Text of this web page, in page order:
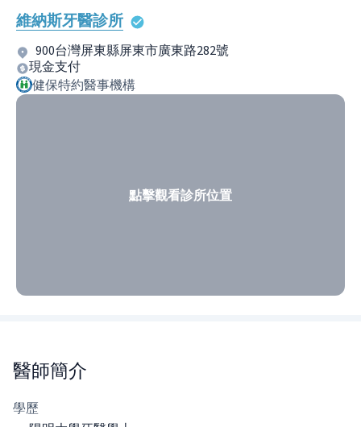
維納斯牙醫診所
900台灣屏東縣屏東市廣東路282號
現金支付
健保特約醫事機構
點擊觀看診所位置
醫師簡介
學歷